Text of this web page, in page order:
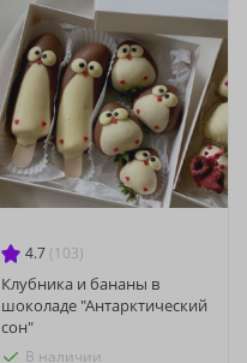
4.7 (103)
Клубника и бананы в
шоколаде "Антарктический
сон"
В наличии